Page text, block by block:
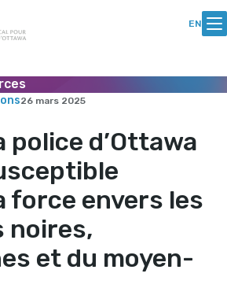
EN
26 mars 2025
police d’Ottawa
force envers les
noires,
et du moyen-